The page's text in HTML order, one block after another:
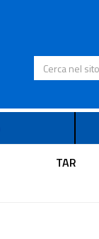
Cerca nel
TAR